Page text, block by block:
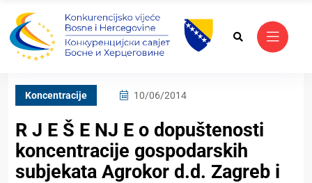
Koncentracije 10/06/2014
R J E Š E NJ E o dopuštenosti
koncentracije gospodarskih
subjekata Agrokor d.d. Zagreb i